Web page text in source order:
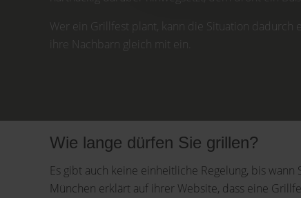
Wer ein Grillfest plant, kann die Situation dadurch
ihre Nachbarn gleich mit ein.
Wie lange dürfen Sie grillen?
Es gibt auch keine einheitliche Regelung, bis
München erklärt auf ihrer Website, dass eine